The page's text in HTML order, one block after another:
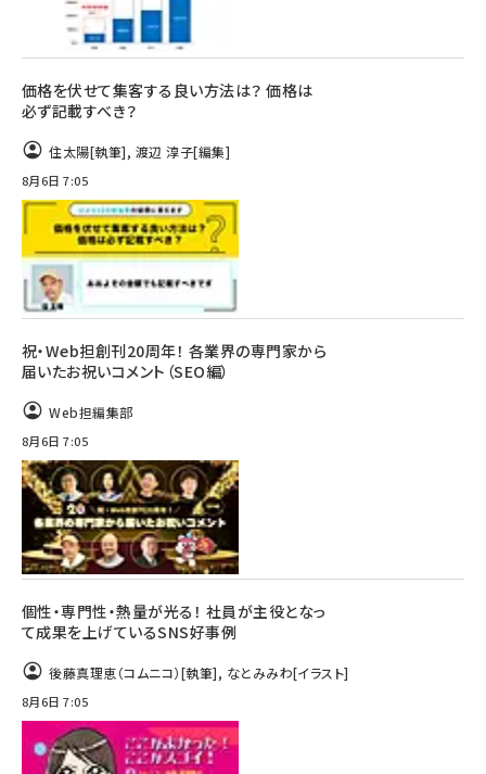
価格を伏せて集客する良い方法は？ 価格は
必ず記載すべき？
住太陽[執筆], 渡辺 淳子[編集]
8月6日 7:05
祝・Web担創刊20周年！ 各業界の専門家から
届いたお祝いコメント（SEO編）
Web担編集部
8月6日 7:05
個性・専門性・熱量が光る！ 社員が主役となっ
て成果を上げているSNS好事例
後藤真理恵（コムニコ）[執筆], なとみみわ[イラスト]
8月6日 7:05